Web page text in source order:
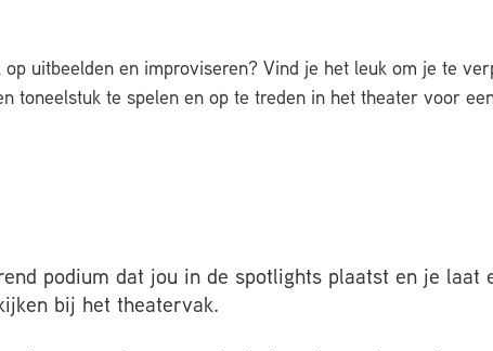
op uitbeelden en improviseren? Vind je het leuk om je te
toneelstuk te spelen en op te treden in het theater voor
podium dat jou in de spotlights plaatst en je
bij het theatervak.